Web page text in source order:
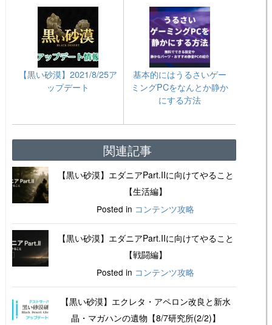
【黒い砂漠】2021/8/25ア
ップデート
基本的にはうるさいゲー
ミングPCをなんとか静か
にする方法
関連記事
【黒い砂漠】エダニアPart.IIに向けてやること
【生活編】
Posted in コンテンツ攻略
【黒い砂漠】エダニアPart.IIに向けてやること
【戦闘編】
Posted in コンテンツ攻略
【黒い砂漠】エクレタ・アペロン改良と新水
晶・マガハンの遺物【8/7研究所(2/2)】